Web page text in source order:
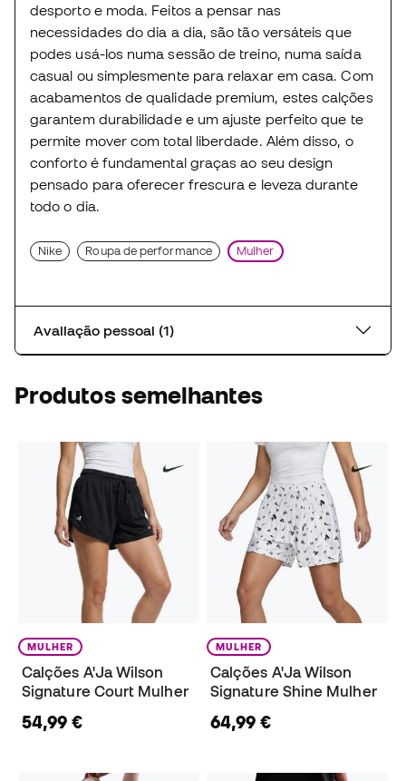
desporto e moda. Feitos a pensar nas
necessidades do dia a dia, são tão versáteis que
podes usá-los numa sessão de treino, numa saída
casual ou simplesmente para relaxar em casa. Com
acabamentos de qualidade premium, estes calções
garantem durabilidade e um ajuste perfeito que te
permite mover com total liberdade. Além disso, o
conforto é fundamental graças ao seu design
pensado para oferecer frescura e leveza durante
todo o dia.
Nike Roupa de performance Mulher
Avaliação pessoal (1)
Produtos semelhantes
MULHER
Calções A'Ja Wilson
Signature Court Mulher
54,99 €
MULHER
Calções A'Ja Wilson
Signature Shine Mulher
64,99 €